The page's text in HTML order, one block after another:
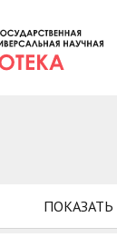
архив»